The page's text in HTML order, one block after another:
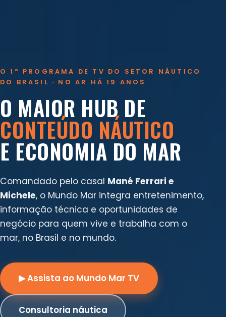
O 1º PROGRAMA DE TV DO SETOR NÁUTICO
DO BRASIL · NO AR HÁ 19 ANOS
O MAIOR HUB DE
CONTEÚDO NÁUTICO
E ECONOMIA DO MAR
Comandado pelo casal Mané Ferrari e
Michele, o Mundo Mar integra entretenimento,
informação técnica e oportunidades de
negócio para quem vive e trabalha com o
mar, no Brasil e no mundo.
▶ Assista ao Mundo Mar TV
Consultoria náutica